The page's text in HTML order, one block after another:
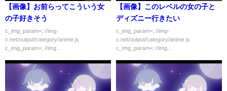
【画像】お前らってこういう女
の子好きそう
c_img_param=; //img-
c.net/output/category/anime.js
c_img_param=; //img...
【画像】このレベルの女の子と
ディズニー行きたい
c_img_param=; //img-
c.net/output/category/anime.js
c_img_param=; //img...